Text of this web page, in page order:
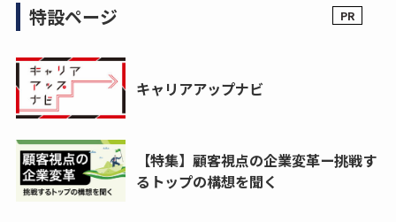
特設ページ
キャリアアップナビ
【特集】顧客視点の企業変革ー挑戦す
るトップの構想を聞く